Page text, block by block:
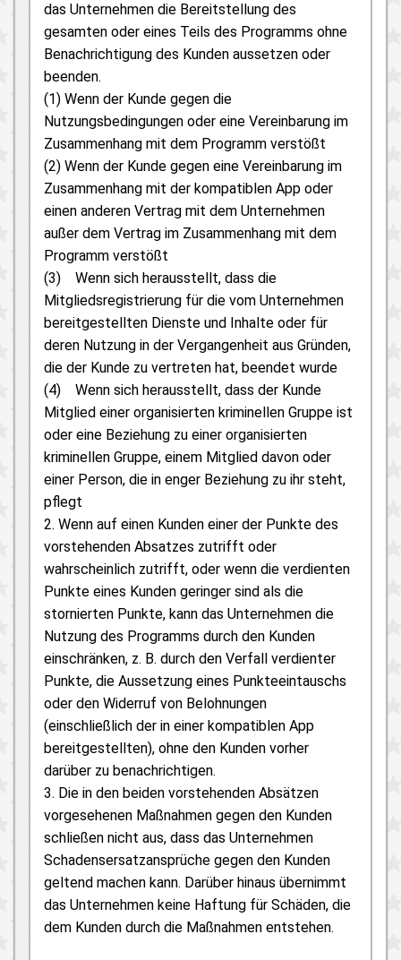
das Unternehmen die Bereitstellung des
gesamten oder eines Teils des Programms ohne
Benachrichtigung des Kunden aussetzen oder
beenden.
(1) Wenn der Kunde gegen die
Nutzungsbedingungen oder eine Vereinbarung im
Zusammenhang mit dem Programm verstößt
(2) Wenn der Kunde gegen eine Vereinbarung im
Zusammenhang mit der kompatiblen App oder
einen anderen Vertrag mit dem Unternehmen
außer dem Vertrag im Zusammenhang mit dem
Programm verstößt
(3) Wenn sich herausstellt, dass die
Mitgliedsregistrierung für die vom Unternehmen
bereitgestellten Dienste und Inhalte oder für
deren Nutzung in der Vergangenheit aus Gründen,
die der Kunde zu vertreten hat, beendet wurde
(4) Wenn sich herausstellt, dass der Kunde
Mitglied einer organisierten kriminellen Gruppe ist
oder eine Beziehung zu einer organisierten
kriminellen Gruppe, einem Mitglied davon oder
einer Person, die in enger Beziehung zu ihr steht,
pflegt
2. Wenn auf einen Kunden einer der Punkte des
vorstehenden Absatzes zutrifft oder
wahrscheinlich zutrifft, oder wenn die verdienten
Punkte eines Kunden geringer sind als die
stornierten Punkte, kann das Unternehmen die
Nutzung des Programms durch den Kunden
einschränken, z. B. durch den Verfall verdienter
Punkte, die Aussetzung eines Punkteeintauschs
oder den Widerruf von Belohnungen
(einschließlich der in einer kompatiblen App
bereitgestellten), ohne den Kunden vorher
darüber zu benachrichtigen.
3. Die in den beiden vorstehenden Absätzen
vorgesehenen Maßnahmen gegen den Kunden
schließen nicht aus, dass das Unternehmen
Schadensersatzansprüche gegen den Kunden
geltend machen kann. Darüber hinaus übernimmt
das Unternehmen keine Haftung für Schäden, die
dem Kunden durch die Maßnahmen entstehen.